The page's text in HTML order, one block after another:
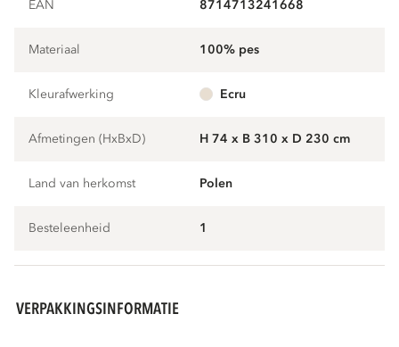
EAN 8714713241668
Materiaal 100% pes
Kleurafwerking ecru
Afmetingen (HxBxD) H 74 x B 310 x D 230 cm
Land van herkomst Polen
Besteleenheid 1
VERPAKKINGSINFORMATIE